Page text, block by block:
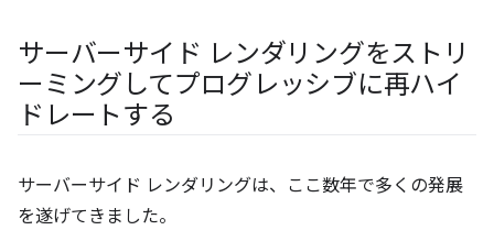
サーバーサイド レンダリングをストリ
ーミングしてプログレッシブに再ハイ
ドレートする
サーバーサイド レンダリングは、ここ数年で多くの発展
を遂げてきました。